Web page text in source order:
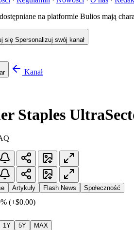
na platformie Bulios mają
się Spersonalizuj swój kanał
Kanał
Staples
Artykuły Flash News Społeczność
(+$0.00)
1Y 5Y MAX